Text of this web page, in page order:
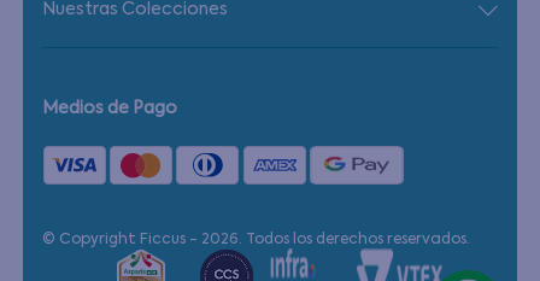
Nuestras Colecciones
Medios de Pago
© Copyright Ficcus - 2026. Todos los derechos reservados.